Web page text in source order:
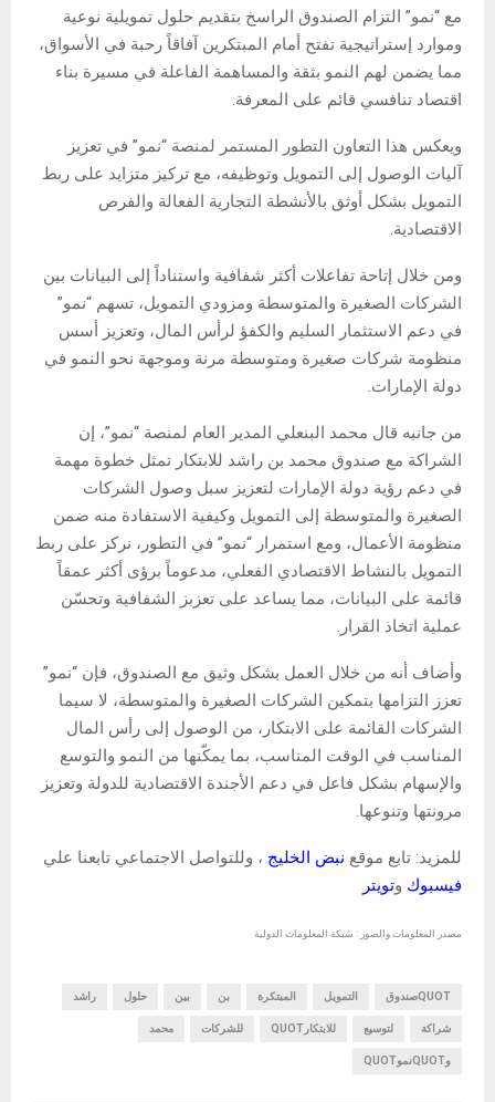
مع “نمو” التزام الصندوق الراسخ بتقديم حلول تمويلية نوعية
وموارد إستراتيجية تفتح أمام المبتكرين آفاقاً رحبة في الأسواق،
مما يضمن لهم النمو بثقة والمساهمة الفاعلة في مسيرة بناء
اقتصاد تنافسي قائم على المعرفة.
ويعكس هذا التعاون التطور المستمر لمنصة “نمو” في تعزيز
آليات الوصول إلى التمويل وتوظيفه، مع تركيز متزايد على ربط
التمويل بشكل أوثق بالأنشطة التجارية الفعالة والفرص
الاقتصادية.
ومن خلال إتاحة تفاعلات أكثر شفافية واستناداً إلى البيانات بين
الشركات الصغيرة والمتوسطة ومزودي التمويل، تسهم “نمو”
في دعم الاستثمار السليم والكفؤ لرأس المال، وتعزيز أسس
منظومة شركات صغيرة ومتوسطة مرنة وموجهة نحو النمو في
دولة الإمارات.
من جانبه قال محمد البنعلي المدير العام لمنصة “نمو”، إن
الشراكة مع صندوق محمد بن راشد للابتكار تمثل خطوة مهمة
في دعم رؤية دولة الإمارات لتعزيز سبل وصول الشركات
الصغيرة والمتوسطة إلى التمويل وكيفية الاستفادة منه ضمن
منظومة الأعمال، ومع استمرار “نمو” في التطور، نركز على ربط
التمويل بالنشاط الاقتصادي الفعلي، مدعوماً برؤى أكثر عمقاً
قائمة على البيانات، مما يساعد على تعزبز الشفافية وتحسّن
عملية اتخاذ القرار.
وأضاف أنه من خلال العمل بشكل وثيق مع الصندوق، فإن “نمو”
تعزز التزامها بتمكين الشركات الصغيرة والمتوسطة، لا سيما
الشركات القائمة على الابتكار، من الوصول إلى رأس المال
المناسب في الوقت المناسب، بما يمكّنها من النمو والتوسع
والإسهام بشكل فاعل في دعم الأجندة الاقتصادية للدولة وتعزيز
مرونتها وتنوعها.
للمزيد: تابع موقع نبض الخليج ، وللتواصل الاجتماعي تابعنا علي
فيسبوك وتويتر
مصدر المعلومات والصور : شبكة المعلومات الدولية
QUOTصندوق التمويل المبتكرة بن بين حلول راشد
شراكة لتوسيع للابتكارQUOT للشركات محمد
وQUOTنموQUOT